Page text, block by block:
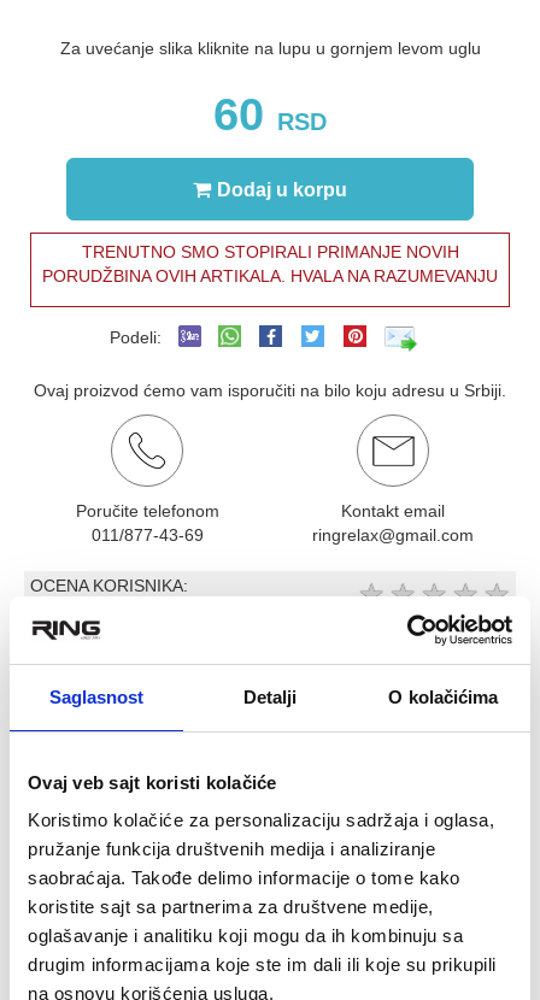
Saglasnost Detalji O kolačićima
Ovaj veb sajt koristi kolačiće
Koristimo kolačiće za personalizaciju sadržaja i oglasa,
pružanje funkcija društvenih medija i analiziranje
saobraćaja. Takođe delimo informacije o tome kako
koristite sajt sa partnerima za društvene medije,
oglašavanje i analitiku koji mogu da ih kombinuju sa
drugim informacijama koje ste im dali ili koje su prikupili
na osnovu korišćenja usluga.
Za uvećanje slika kliknite na lupu u gornjem levom uglu
60 RSD
Dodaj u korpu
TRENUTNO SMO STOPIRALI PRIMANJE NOVIH
PORUDŽBINA OVIH ARTIKALA. HVALA NA RAZUMEVANJU
Podeli:
Ovaj proizvod ćemo vam isporučiti na bilo koju adresu u Srbiji.
Poručite telefonom
011/877-43-69
Kontakt email
ringrelax@gmail.com
OCENA KORISNIKA: ★★★★★
staklenih vlakana ili aluminijuma.
- Debljina elastike je pogodna za štapove od staklenih vlakana
- Cena je po dužnom metru
Povezani proizvodi